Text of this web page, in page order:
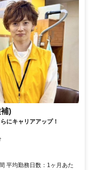
)
にキャリアアップ！
平均勤務日数：1ヶ月あた